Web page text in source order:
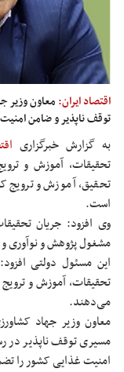
اقتصاد ایران: معاون وزیر
توقف ناپذیر و ضامن
به گزارش خبرگزاری
تحقیقات، آموزش و
تحقیق، آموزش و ترویج
است.
وی افزود: جریان
مشغول پژوهش و نوآوری
این مسئول دولتی
تحقیقات، آموزش و
می‌دهند.
معاون وزیر جهاد
مسیری توقف ناپذیر در
امنیت غذایی کشور را